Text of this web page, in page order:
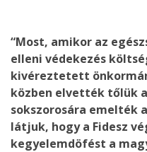
“Most, amikor az
elleni védekezés
kivéreztetett
közben elvették tőlük
sokszorosára emelték
látjuk, hogy a Fidesz
kegyelemdöfést a